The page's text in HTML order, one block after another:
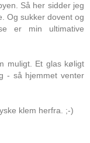
Så her sidder jeg
Og sukker dovent og
er min ultimative
muligt. Et glas køligt
- så hjemmet venter
klem herfra. ;-)